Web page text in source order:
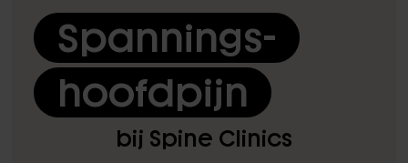
Hoofdpijn
Schouder- en armklachten
Heup- en beenklachten
Sportblessures
Kinderen & baby's
Spannings­
hoofdpijn
bij Spine Clinics